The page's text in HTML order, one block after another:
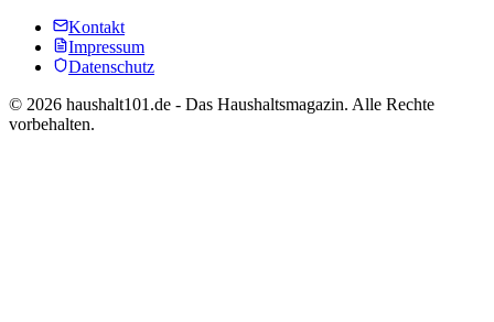
Kontakt
Impressum
Datenschutz
© 2026 haushalt101.de - Das Haushaltsmagazin. Alle Rechte
vorbehalten.